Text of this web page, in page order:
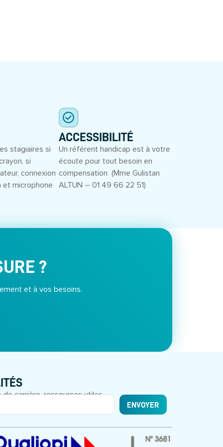
stagiaires si
si
connexion
et microphone
ACCESSIBILITÉ
Un référent handicap est à votre
écoute pour tout besoin en
compensation (Mme Gulistan
ALTUN – 01 49 66 22 51)
?
et à vos besoins.
carrière, ressources utiles.
ENVOYER